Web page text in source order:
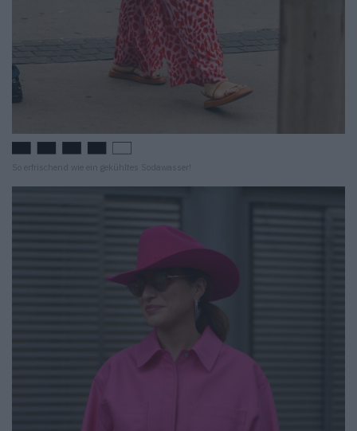
So erfrischend wie ein gekühltes Sodawasser!